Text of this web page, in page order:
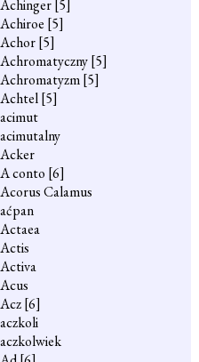
Achinger[5]
Achiroe [5]
Achor[5]
Achromatyczny[5]
Achromatyzm[5]
Achtel[5]
acimut
acimutalny
Acker
A conto [6]
Acorus Calamus
aćpan
Actaea
Actis
Activa
Acus
Acz[6]
aczkoli
aczkolwiek